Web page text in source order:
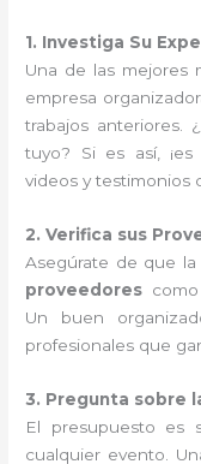
1. Investiga Su
Una de las mejores
empresa
trabajos anteriores.
tuyo? Si es así,
videos y testimonios
2. Verifica sus
Asegúrate de que
proveedores
Un buen
profesionales que
3. Pregunta sobre
El presupuesto es
cualquier evento.